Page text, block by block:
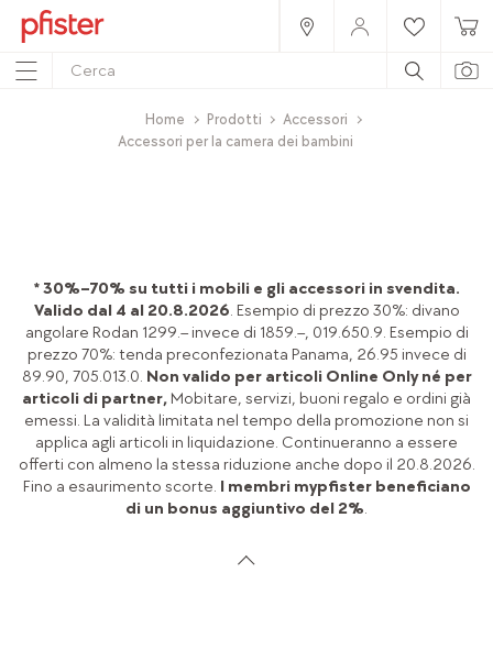
Home Prodotti
Accessori
Accessori per la camera dei bambini
* 30%–70% su tutti i mobili e gli accessori in svendita.
Valido dal 4 al 20.8.2026. Esempio di prezzo 30%: divano
angolare Rodan 1299.– invece di 1859.–, 019.650.9. Esempio di
prezzo 70%: tenda preconfezionata Panama, 26.95 invece di
89.90, 705.013.0. Non valido per articoli Online Only né per
articoli di partner, Mobitare, servizi, buoni regalo e ordini già
emessi. La validità limitata nel tempo della promozione non si
applica agli articoli in liquidazione. Continueranno a essere
offerti con almeno la stessa riduzione anche dopo il 20.8.2026.
Fino a esaurimento scorte. I membri mypfister beneficiano
di un bonus aggiuntivo del 2%.